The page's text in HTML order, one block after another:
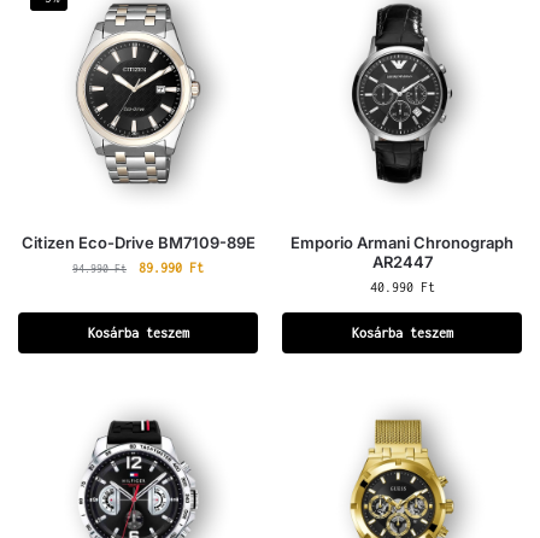
Citizen Eco-Drive BM7109-89E
94.990Ft 89.990 Ft
Kosárba teszem
Emporio Armani Chronograph
AR2447
40.990 Ft
Kosárba teszem